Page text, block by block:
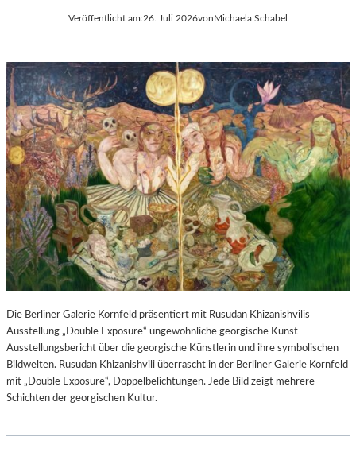
Veröffentlicht am:26. Juli 2026von Michaela Schabel
Die Berliner Galerie Kornfeld präsentiert mit Rusudan Khizanishvilis
Ausstellung „Double Exposure“ ungewöhnliche georgische Kunst –
Ausstellungsbericht über die georgische Künstlerin und ihre symbolischen
Bildwelten. Rusudan Khizanishvili überrascht in der Berliner Galerie Kornfeld
mit „Double Exposure“, Doppelbelichtungen. Jede Bild zeigt mehrere
Schichten der georgischen Kultur.